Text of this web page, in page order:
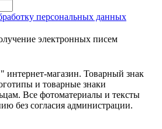
персональных данных
электронных писем
магазин. Товарный знак
и товарные знаки
Все фотоматериалы и тексты
без согласия администрации.